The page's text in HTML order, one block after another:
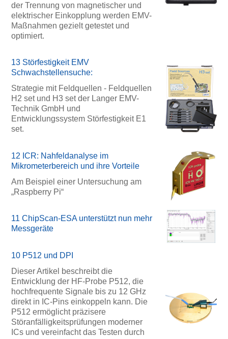
der Trennung von magnetischer und
elektrischer Einkopplung werden EMV-
Maßnahmen gezielt getestet und
optimiert.
13 Störfestigkeit EMV
Schwachstellensuche:
Strategie mit Feldquellen - Feldquellen
H2 set und H3 set der Langer EMV-
Technik GmbH und
Entwicklungssystem Störfestigkeit E1
set.
12 ICR: Nahfeldanalyse im
Mikrometerbereich und ihre Vorteile
Am Beispiel einer Untersuchung am
„Raspberry Pi“
11 ChipScan-ESA unterstützt nun mehr
Messgeräte
10 P512 und DPI
Dieser Artikel beschreibt die
Entwicklung der HF-Probe P512, die
hochfrequente Signale bis zu 12 GHz
direkt in IC-Pins einkoppeln kann. Die
P512 ermöglicht präzisere
Störanfälligkeitsprüfungen moderner
ICs und vereinfacht das Testen durch